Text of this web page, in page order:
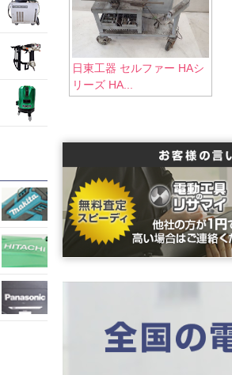
日東工器 セルファー HAシ
リーズ HA...